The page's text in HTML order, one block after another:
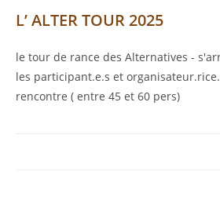
L’ ALTER TOUR 2025
le tour de rance des Alternatives -
les participant.e.s et
rencontre ( entre 45 et 60 pers)